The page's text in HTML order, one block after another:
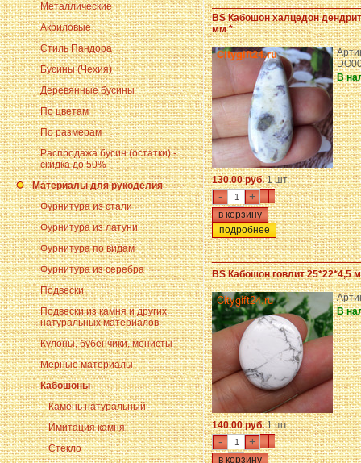
Металлические
Акриловые
Стиль Пандора
Бусины (Чехия)
Деревянные бусины
По цветам
По размерам
Распродажа бусин (остатки) -
скидка до 50%
Материалы для рукоделия
Фурнитура из стали
Фурнитура из латуни
Фурнитура по видам
Фурнитура из серебра
Подвески
Подвески из камня и других
натуральных материалов
Кулоны, бубенчики, монисты
Мерные материалы
Кабошоны
Камень натуральный
Имитация камня
Стекло
BS Кабошон халцедон
мм *
В
130.00 руб.1 шт.
- +
подробнее
BS Кабошон говлит 25*22*4,5
В
140.00 руб.1 шт.
- +